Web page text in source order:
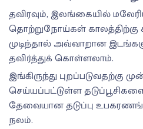
தவிரவும், இலங்கையில்
தொற்றுநோய்கள் காலத்திற்கு
முடிந்தால் அவ்வாறான
தவிர்த்துக் கொள்ளலாம்.
இங்கிருந்து புறப்படுவதற்கு
செய்யப்பட்டுள்ள
தேவையான தடுப்பு
நலம்.